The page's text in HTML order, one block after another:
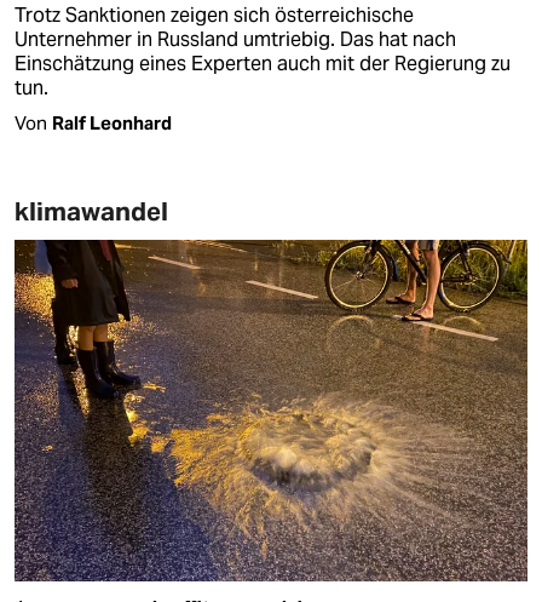
Trotz Sanktionen zeigen sich österreichische
Unternehmer in Russland umtriebig. Das hat nach
Einschätzung eines Experten auch mit der Regierung zu
tun.
Von Ralf Leonhard
klimawandel